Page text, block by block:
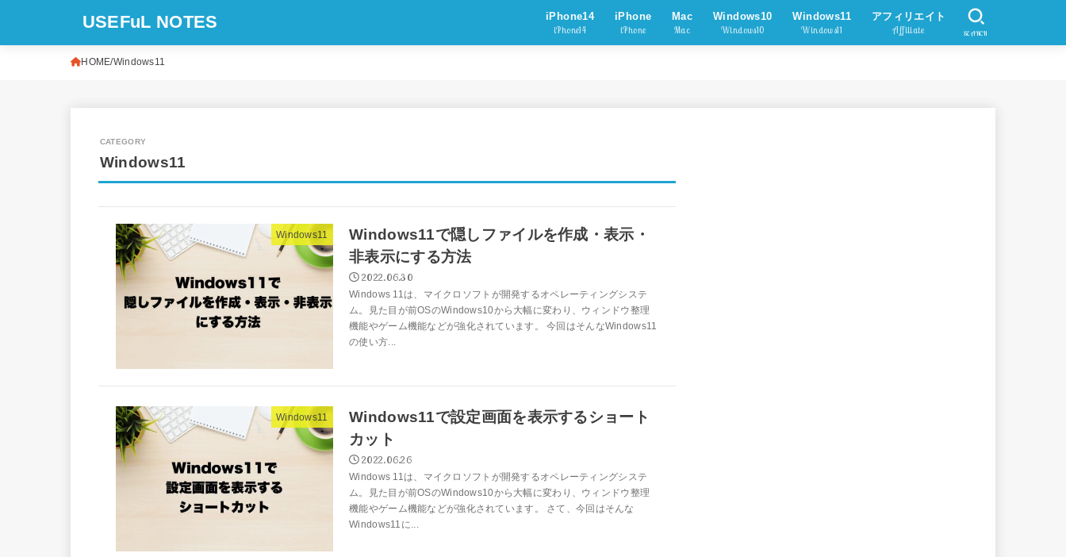
USEFuL NOTES iPhone14
iPhone14
iPhone
iPhone
Mac
Mac
Windows10
Windows10
Windows11
Windows11
アフィリエイト
Affiliate SEARCH
HOME Windows11
Windows11
Windows11
Windows11で隠しファイルを作成・表示・
非表示にする方法
2022.06.30
Windows 11は、マイクロソフトが開発するオペレーティングシステ
ム。見た目が前OSのWindows10から大幅に変わり、ウィンドウ整理
機能やゲーム機能などが強化されています。 今回はそんなWindows11
の使い方...
Windows11
Windows11で設定画面を表示するショート
カット
2022.06.26
Windows 11は、マイクロソフトが開発するオペレーティングシステ
ム。見た目が前OSのWindows10から大幅に変わり、ウィンドウ整理
機能やゲーム機能などが強化されています。 さて、今回はそんな
Windows11に...